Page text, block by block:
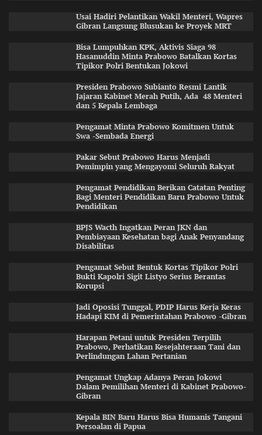
Usai Hadiri Pelantikan Wakil Menteri, Wapres
Gibran Langsung Blusukan ke Proyek MRT
Bisa Lumpuhkan KPK, Aktivis Siaga 98
Hasanuddin Minta Prabowo Batalkan Kortas
Tipikor Polri Bentukan Jokowi
Presiden Prabowo Subianto Resmi Lantik
Jajaran Kabinet Merah Putih, Ada 48 Menteri
dan 5 Kepala Lembaga
Pengamat Minta Prabowo Komitmen Untuk
Swa -Sembada Energi
Pakar Sebut Prabowo Harus Menjadi
Pemimpin yang Mengayomi Seluruh Rakyat
Pengamat Pendidikan Berikan Catatan Penting
Bagi Menteri Pendidikan Baru Prabowo Untuk
Pendidikan
BPJS Wacth Ingatkan Peran JKN dan
Pembiayaan Kesehatan bagi Anak Penyandang
Disabilitas
Pengamat Sebut Bentuk Kortas Tipikor Polri
Bukti Kapolri Sigit Listyo Serius Berantas
Korupsi
Jadi Oposisi Tunggal, PDIP Harus Kerja Keras
Hadapi KIM di Pemerintahan Prabowo -Gibran
Harapan Petani untuk Presiden Terpilih
Prabowo, Perhatikan Kesejahteraan Tani dan
Perlindungan Lahan Pertanian
Pengamat Ungkap Adanya Peran Jokowi
Dalam Pemilihan Menteri di Kabinet Prabowo-
Gibran
Kepala BIN Baru Harus Bisa Humanis Tangani
Persoalan di Papua